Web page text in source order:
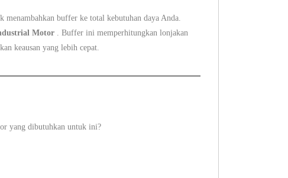
buffer ke total kebutuhan daya Anda.
Motor . Buffer ini memperhitungkan lonjakan
keausan yang lebih cepat.
yang dibutuhkan untuk ini?